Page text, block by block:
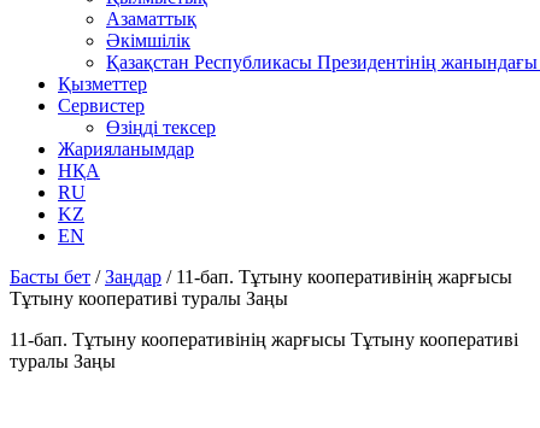
Азаматтық
Әкімшілік
Қазақстан Республикасы Президентінің
Қызметтер
Сервистер
Өзіңді тексер
Жарияланымдар
НҚА
RU
KZ
EN
Басты бет /Заңдар / 11-бап. Тұтыну кооперативiнiң жарғысы
Тұтыну кооперативі туралы Заңы
11-бап. Тұтыну кооперативiнiң жарғысы Тұтыну кооперативі
туралы Заңы